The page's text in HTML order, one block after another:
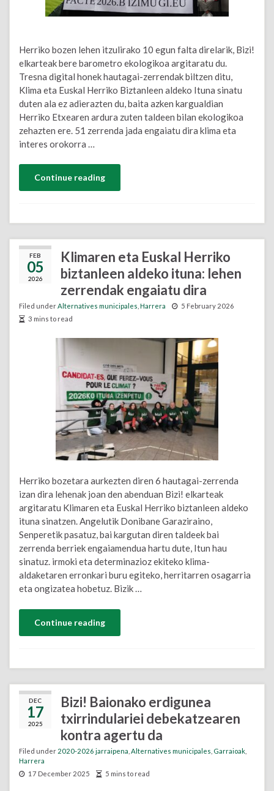
Herriko bozen lehen itzulirako 10 egun falta direlarik, Bizi!
elkarteak bere barometro ekologikoa argitaratu du.
Tresna digital honek hautagai-zerrendak biltzen ditu,
Klima eta Euskal Herriko Biztanleen aldeko Ituna sinatu
duten ala ez adierazten du, baita azken kargualdian
Herriko Etxearen ardura zuten taldeen bilan ekologikoa
zehazten ere. 51 zerrenda jada engaiatu dira klima eta
interes orokorra …
Continue reading
FEB
05
2026
Klimaren eta Euskal Herriko
biztanleen aldeko ituna: lehen
zerrendak engaiatu dira
Filed underAlternatives municipales Harrera
5 February 2026
3 mins to read
Herriko bozetara aurkezten diren 6 hautagai-zerrenda
izan dira lehenak joan den abenduan Bizi! elkarteak
argitaratu Klimaren eta Euskal Herriko biztanleen aldeko
ituna sinatzen. Angelutik Donibane Garaziraino,
Senperetik pasatuz, bai kargutan diren taldeek bai
zerrenda berriek engaiamendua hartu dute, Itun hau
sinatuz. irmoki eta determinazioz ekiteko klima-
aldaketaren erronkari buru egiteko, herritarren osagarria
eta ongizatea hobetuz. Bizik …
Continue reading
DEC
17
2025
Bizi! Baionako erdigunea
txirrindulariei debekatzearen
kontra agertu da
Filed under 2020-2026 jarraipena Alternatives municipales Garraioak
Harrera
17 December 2025
5 mins to read